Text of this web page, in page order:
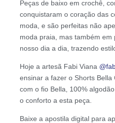
Peças de baixo em crochê,
conquistaram o coração das
moda, e são perfeitas não
moda praia, mas também em
nosso dia a dia, trazendo
Hoje a artesã Fabi Viana
ensinar a fazer o Shorts Bella
com o fio Bella, 100%
o conforto a esta peça.
Baixe a apostila digital para